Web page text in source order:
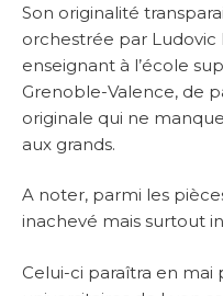
Son originalité
orchestrée par
enseignant à l’école
Grenoble-Valence, de
originale qui ne
aux grands.
A noter, parmi les
inachevé mais surtout
Celui-ci paraîtra en mai